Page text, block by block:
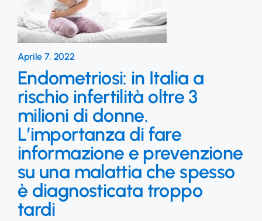
Aprile 7, 2022
Endometriosi: in Italia a
rischio infertilità oltre 3
milioni di donne.
L’importanza di fare
informazione e prevenzione
su una malattia che spesso
è diagnosticata troppo
tardi